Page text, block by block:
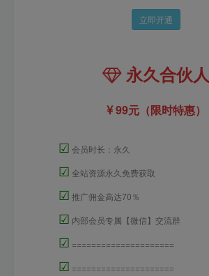
立即开通
永久合伙人
99元（限时特惠）
☑ 会员时长：永久
☑ 全站资源永久免费获取
☑ 推广佣金高达70％
☑ 内部会员专属【微信】交流群
☑ =====================
☑ =====================